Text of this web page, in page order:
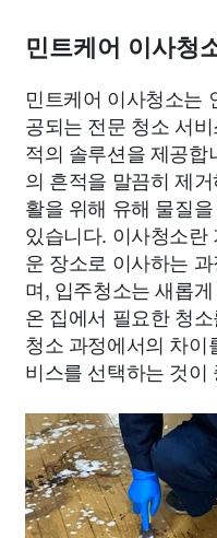
민트케어 이사청
민트케어 이사청소는
공되는 전문 청소 서
적의 솔루션을 제공
의 흔적을 말끔히 제
활을 위해 유해 물질
있습니다. 이사청소란
운 장소로 이사하는
며, 입주청소는 새롭
온 집에서 필요한 청
청소 과정에서의 차이
비스를 선택하는 것이